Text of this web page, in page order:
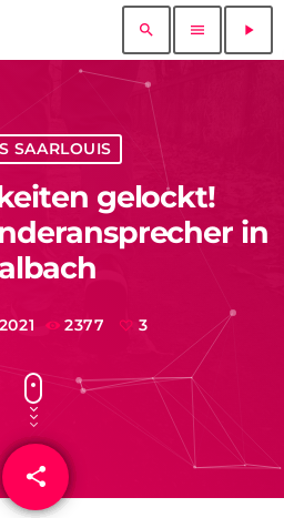
search menu play_arrow
SAARLOUIS
gelockt!
in
2377 3
share
email